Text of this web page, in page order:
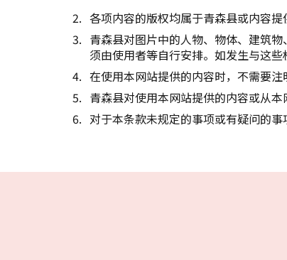
各项内容的版权均属于青森县或内容
青森县对图片中的人物、物体、建筑
须由使用者等自行安排。如发生与这
在使用本网站提供的内容时，不需要注
青森县对使用本网站提供的内容或从
对于本条款未规定的事项或有疑问的